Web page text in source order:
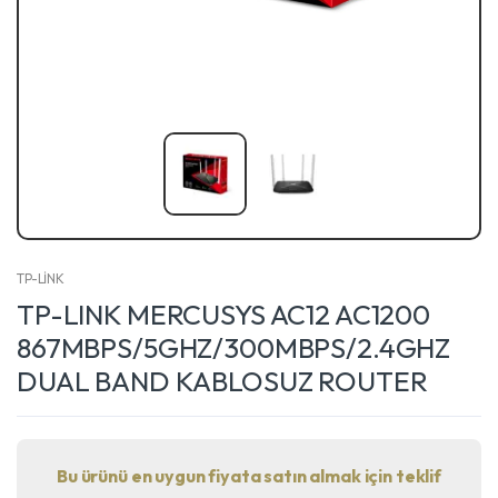
TP-LİNK
TP-LINK MERCUSYS AC12 AC1200
867MBPS/5GHZ/300MBPS/2.4GHZ
DUAL BAND KABLOSUZ ROUTER
Bu ürünü en uygun fiyata satın almak için teklif